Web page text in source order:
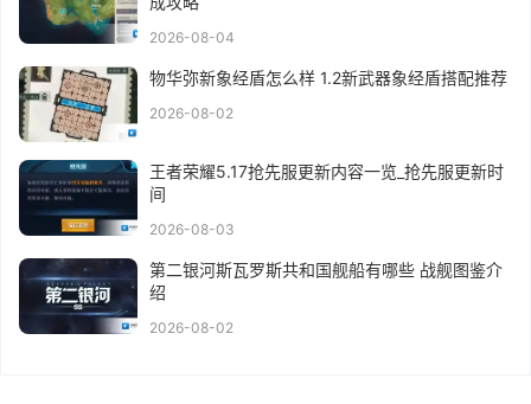
2026-08-04
物华弥新象经盾怎么样 1.2新武器象经盾搭配推荐
2026-08-02
王者荣耀5.17抢先服更新内容一览_抢先服更新时
间
2026-08-03
第二银河斯瓦罗斯共和国舰船有哪些 战舰图鉴介
绍
2026-08-02